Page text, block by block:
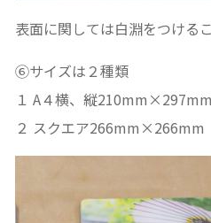
表面に関しては白淵をつける
⑥サイズは２種類
１ A４横、縦210mm×297mm
２ スクエア266mm×266mm